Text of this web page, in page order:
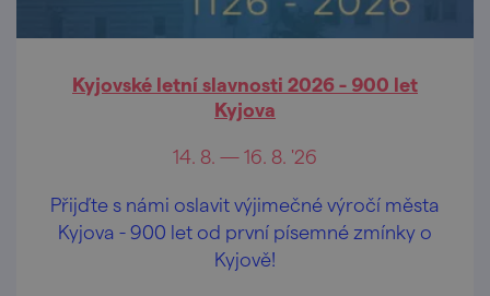
Kyjovské letní slavnosti 2026 - 900 let
Kyjova
14. 8. — 16. 8. '26
Přijďte s námi oslavit výjimečné výročí města
Kyjova - 900 let od první písemné zmínky o
Kyjově!